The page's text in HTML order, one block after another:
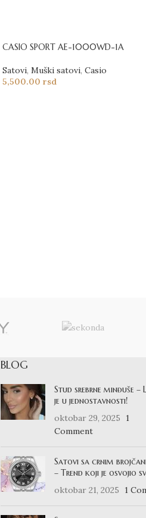
CASIO SPORT AE-1000WD-1A
Satovi, Muški satovi, Casio
5,500.00 rsd
BLOG
Stud srebrne minđuše –
je u jednostavnosti!
oktobar 29, 2025
1
Comment
Satovi sa crnim
– Trend koji je osvojio
oktobar 21, 2025
1